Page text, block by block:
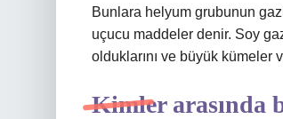
Bunlara helyum grubunun
uçucu maddeler denir. Soy
olduklarını ve büyük kümeler
Kimler arasında